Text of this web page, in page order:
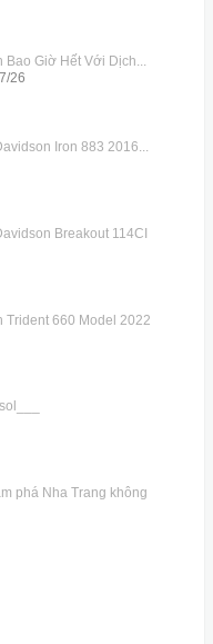
Giờ Hết Với Dịch...
26
Iron 883 2016...
Breakout 114CI
Trident 660 Model 2022
phá Nha Trang không